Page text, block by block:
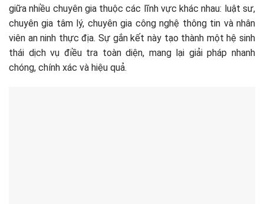
giữa nhiều chuyên gia thuộc các lĩnh vực khác nhau: luật sư,
chuyên gia tâm lý, chuyên gia công nghệ thông tin và nhân
viên an ninh thực địa. Sự gắn kết này tạo thành một hệ sinh
thái dịch vụ điều tra toàn diện, mang lại giải pháp nhanh
chóng, chính xác và hiệu quả.